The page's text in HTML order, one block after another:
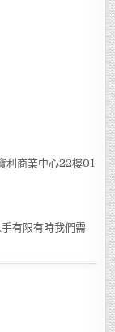
利商業中心22樓01
有限有時我們需